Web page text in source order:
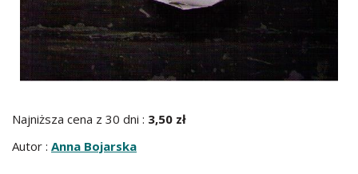
Najniższa cena z 30 dni : 3,50 zł
Autor : Anna Bojarska